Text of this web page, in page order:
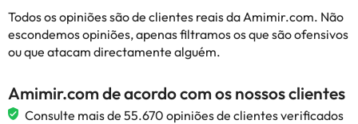
Todos os opiniões são de clientes reais da Amimir.com. Não
escondemos opiniões, apenas filtramos os que são ofensivos
ou que atacam directamente alguém.
Amimir.com de acordo com os nossos clientes
Consulte mais de 55.670 opiniões de clientes verificados